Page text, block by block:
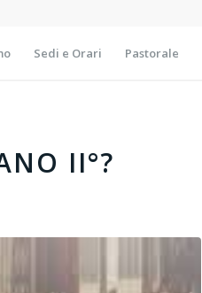
Sedi e Orari Pastorale
II°?